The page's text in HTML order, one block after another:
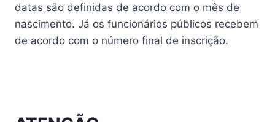
datas são definidas de acordo com o mês de
nascimento. Já os funcionários públicos recebem
de acordo com o número final de inscrição.